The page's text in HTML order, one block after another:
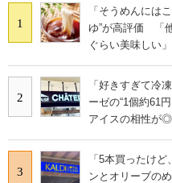
1
「そうめんには
ゆ”が高評価 「
ぐらい美味しい
2
「好きすぎて冷
ーゼの“1個約61
アイスの相性が
3
「5本買ったけ
ンとオリーブの